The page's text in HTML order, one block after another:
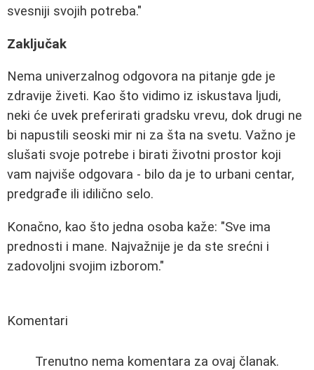
svesniji svojih potreba."
Zaključak
Nema univerzalnog odgovora na pitanje gde je
zdravije živeti. Kao što vidimo iz iskustava ljudi,
neki će uvek preferirati gradsku vrevu, dok drugi ne
bi napustili seoski mir ni za šta na svetu. Važno je
slušati svoje potrebe i birati životni prostor koji
vam najviše odgovara - bilo da je to urbani centar,
predgrađe ili idilično selo.
Konačno, kao što jedna osoba kaže: "Sve ima
prednosti i mane. Najvažnije je da ste srećni i
zadovoljni svojim izborom."
Komentari
Trenutno nema komentara za ovaj članak.